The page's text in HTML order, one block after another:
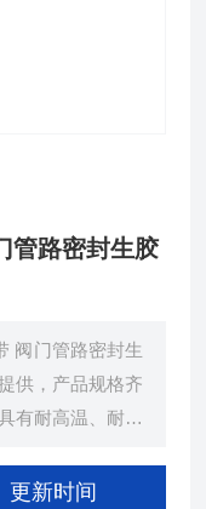
管路密封生胶
阀门管路密封生
供，产品规格齐
有耐高温、耐腐
更新时间